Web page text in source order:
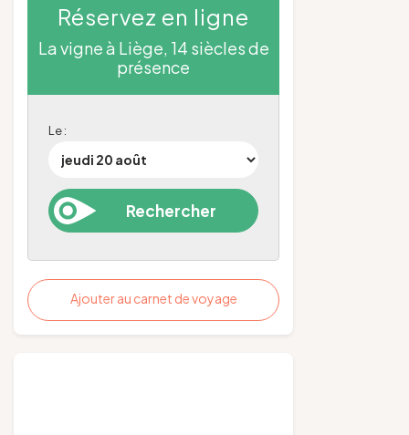
Réservez en ligne
La vigne à Liège, 14 siècles de
présence
Le :
Ajouter au carnet de voyage